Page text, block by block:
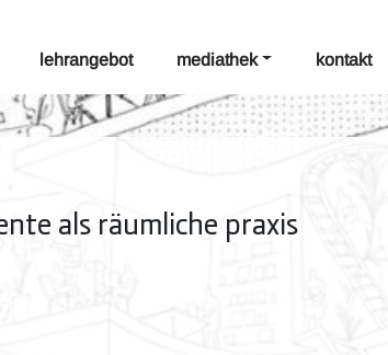
lehrangebot mediathek kontakt
als räumliche praxis